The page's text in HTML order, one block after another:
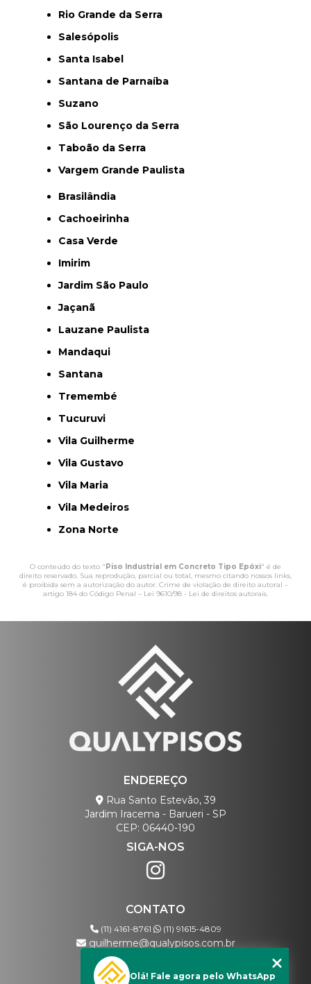
Rio Grande da Serra
Salesópolis
Santa Isabel
Santana de Parnaíba
Suzano
São Lourenço da Serra
Taboão da Serra
Vargem Grande Paulista
Brasilândia
Cachoeirinha
Casa Verde
Imirim
Jardim São Paulo
Jaçanã
Lauzane Paulista
Mandaqui
Santana
Tremembé
Tucuruvi
Vila Guilherme
Vila Gustavo
Vila Maria
Vila Medeiros
Zona Norte
O conteúdo do texto " Piso Industrial em Concreto Tipo Epóxi" é de
direito reservado. Sua reprodução, parcial ou total, mesmo citando nossos links,
é proibida sem a autorização do autor. Crime de violação de direito autoral –
artigo 184 do Código Penal – Lei 9610/98 - Lei de direitos autorais.
ENDEREÇO
Rua Santo Estevão, 39
Jardim Iracema - Barueri - SP
CEP: 06440-190
SIGA-NOS
CONTATO
(11) 4161-8761 (11) 91615-4809
guilherme@qualypisos.com.br
Olá! Fale agora pelo WhatsApp